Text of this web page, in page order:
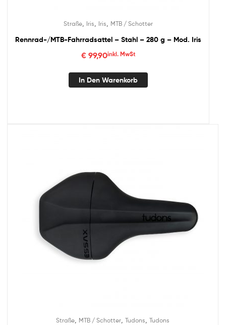
Straße Iris Iris MTB / Schotter
Rennrad-/MTB-Fahrradsattel – Stahl – 280 g – Mod. Iris
€99,90inkl. MwSt
In Den Warenkorb
Straße MTB / Schotter Tudons Tudons